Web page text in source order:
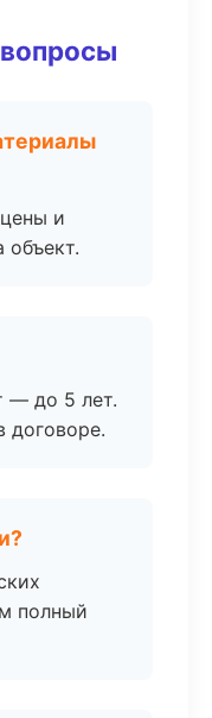
и
объект.
— до 5 лет.
договоре.
полный